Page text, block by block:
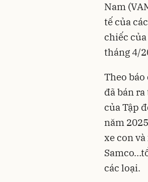
Nam
tế của
chiếc
tháng 4/
Theo
đã bán
của Tập
năm
xe con
các loại.